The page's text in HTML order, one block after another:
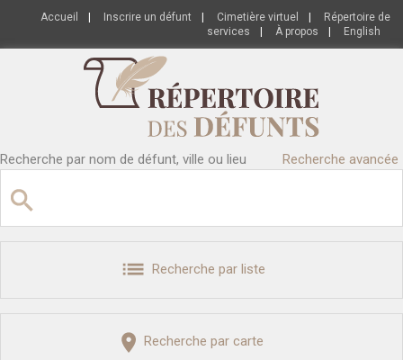
Accueil Inscrire un défunt Cimetière virtuel
Répertoire de
services
À propos English
Recherche par nom de défunt, ville ou lieu Recherche avancée
Recherche par liste
Recherche par carte